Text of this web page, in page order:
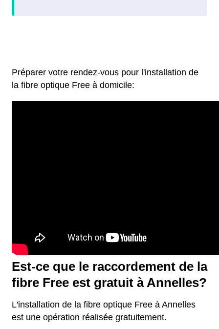
Préparer votre rendez-vous pour l'installation de
la fibre optique Free à domicile:
Est-ce que le raccordement de la
fibre Free est gratuit à Annelles?
L'installation de la fibre optique Free à Annelles
est une opération réalisée gratuitement.